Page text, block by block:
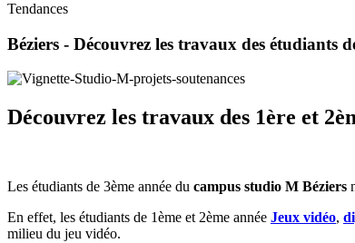
Tendances
Béziers - Découvrez les travaux des étudiants
Découvrez les travaux des 1ère et
Les étudiants de 3ème année du campus studio M Béziers
En effet, les étudiants de 1ème et 2ème année Jeux vidéo,
milieu du jeu vidéo.